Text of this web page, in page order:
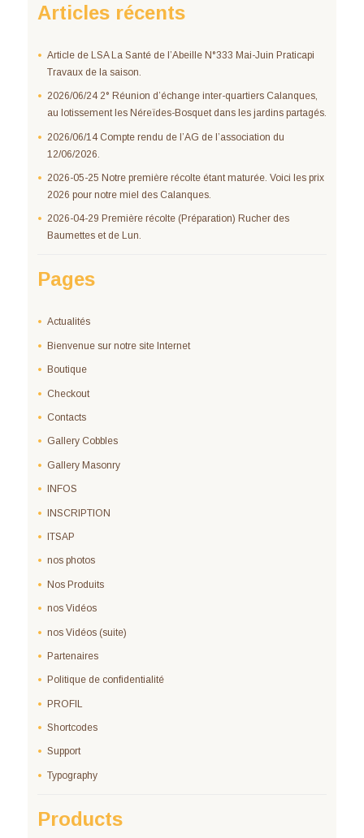
Articles récents
Article de LSA La Santé de l’Abeille N°333 Mai-Juin Praticapi
Travaux de la saison.
2026/06/24 2° Réunion d’échange inter-quartiers Calanques,
au lotissement les Néreïdes-Bosquet dans les jardins partagés.
2026/06/14 Compte rendu de l’AG de l’association du
12/06/2026.
2026-05-25 Notre première récolte étant maturée. Voici les prix
2026 pour notre miel des Calanques.
2026-04-29 Première récolte (Préparation) Rucher des
Baumettes et de Lun.
Pages
Actualités
Bienvenue sur notre site Internet
Boutique
Checkout
Contacts
Gallery Cobbles
Gallery Masonry
INFOS
INSCRIPTION
ITSAP
nos photos
Nos Produits
nos Vidéos
nos Vidéos (suite)
Partenaires
Politique de confidentialité
PROFIL
Shortcodes
Support
Typography
Products